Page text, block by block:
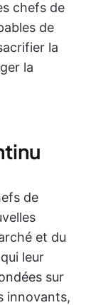
chefs de
de
la
la
de
et du
leur
sur
innovants,